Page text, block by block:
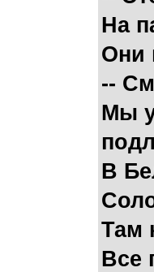
На
Они
--
Мы
В
Там
Все